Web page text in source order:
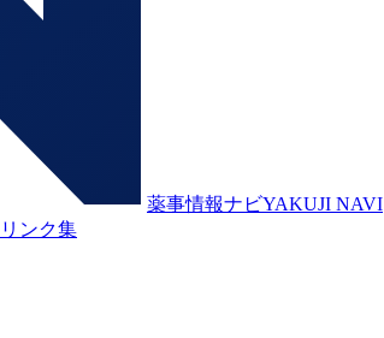
薬事情報ナビYAKUJI NAVI
リンク集